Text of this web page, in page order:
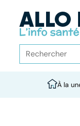
À la